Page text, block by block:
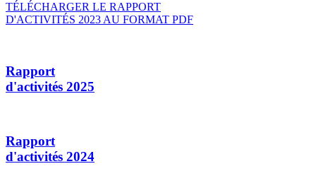
TÉLÉCHARGER LE RAPPORT
D'ACTIVITÉS 2023 AU FORMAT PDF
Rapport
d'activités 2025
Rapport
d'activités 2024